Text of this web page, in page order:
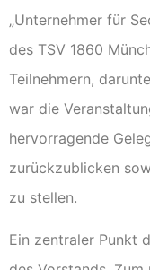
„Unternehmer für
des TSV 1860
Teilnehmern,
war die
hervorragende
zurückzublicken
zu stellen.
Ein zentraler Punkt